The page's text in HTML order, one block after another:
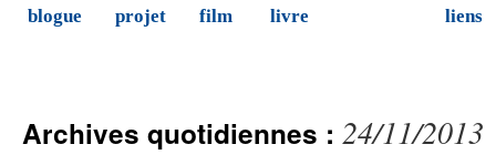
blogue
projet
film
livre
liens
Archives quotidiennes : 24/11/2013